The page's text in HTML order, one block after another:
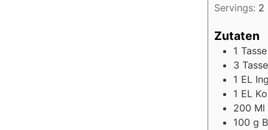
Servings: 2
Zutaten
1 Tasse
3
1 EL
1 EL
200 Ml
100 g